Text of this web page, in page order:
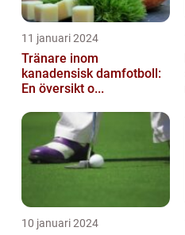
11 januari 2024
Tränare inom
kanadensisk damfotboll:
En översikt o...
10 januari 2024